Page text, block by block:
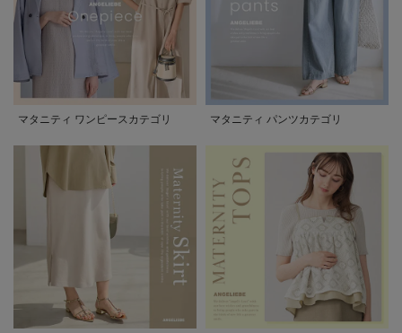
マタニティ ワンピースカテゴリ マタニティ パンツカテゴリ